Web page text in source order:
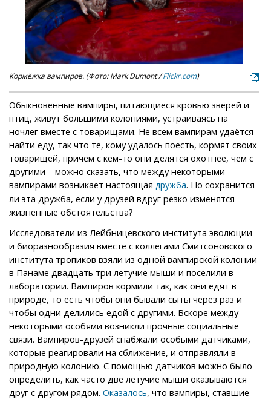
Кормёжка вампиров. (Фото: Mark Dumont /Flickr.com)
Обыкновенные вампиры, питающиеся кровью зверей и
птиц, живут большими колониями, устраиваясь на
ночлег вместе с товарищами. Не всем вампирам удаётся
найти еду, так что те, кому удалось поесть, кормят своих
товарищей, причём с кем-то они делятся охотнее, чем с
другими – можно сказать, что между некоторыми
вампирами возникает настоящая дружба. Но сохранится
ли эта дружба, если у друзей вдруг резко изменятся
жизненные обстоятельства?
Исследователи из Лейбницевского института эволюции
и биоразнообразия вместе с коллегами Смитсоновского
института тропиков взяли из одной вампирской колонии
в Панаме двадцать три летучие мыши и поселили в
лаборатории. Вампиров кормили так, как они едят в
природе, то есть чтобы они бывали сыты через раз и
чтобы одни делились едой с другими. Вскоре между
некоторыми особями возникли прочные социальные
связи. Вампиров-друзей снабжали особыми датчиками,
которые реагировали на сближение, и отправляли в
природную колонию. С помощью датчиков можно было
определить, как часто две летучие мыши оказываются
друг с другом рядом. Оказалось, что вампиры, ставшие